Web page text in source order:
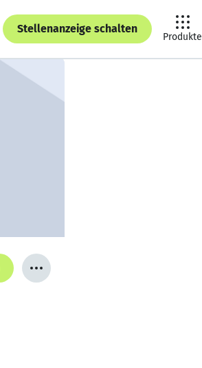
Stellenanzeige schalten
Produkte